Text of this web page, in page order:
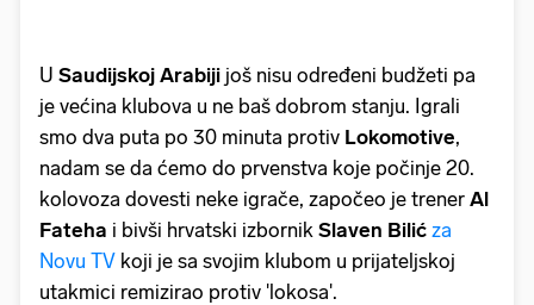
U Saudijskoj Arabiji još nisu određeni budžeti pa
je većina klubova u ne baš dobrom stanju. Igrali
smo dva puta po 30 minuta protiv Lokomotive,
nadam se da ćemo do prvenstva koje počinje 20.
kolovoza dovesti neke igrače, započeo je trener Al
Fateha i bivši hrvatski izbornik Slaven Bilić za
Novu TV koji je sa svojim klubom u prijateljskoj
utakmici remizirao protiv 'lokosa'.